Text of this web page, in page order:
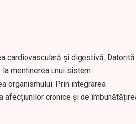
cardiovasculară și digestivă. Datorită
menținerea unui sistem
organismului. Prin integrarea
afecțiunilor cronice și de